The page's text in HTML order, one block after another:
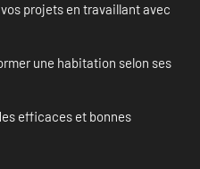
projets en travaillant avec
une habitation selon ses
efficaces et bonnes